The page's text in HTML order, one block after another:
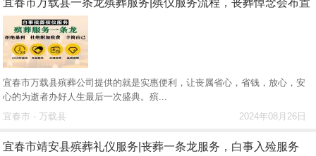
宜春市万载县一条龙殡葬服务|殡仪服务流程，丧葬悼念会布置
宜春市万载县殡葬公司提供的就是实惠便利，让丧属省心，省钱，放心，安
心的为逝者办好人生最后一次盛典。殡...
2024年08月26日
宜春市 - 万载县
宜春市靖安县殡葬礼仪服务|丧葬一条龙服务，白事入殓服务